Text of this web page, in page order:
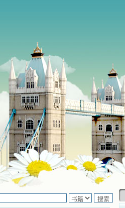
小德兰爱心书屋最新公告 有一天，我
做了一个奇怪的梦，至今让我难忘。
梦中，我看到一本打开的用石头做的
书，我用舌头去舔它，觉得有一种甜